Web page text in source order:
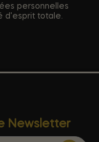
personnelles
d'esprit totale.
Newsletter